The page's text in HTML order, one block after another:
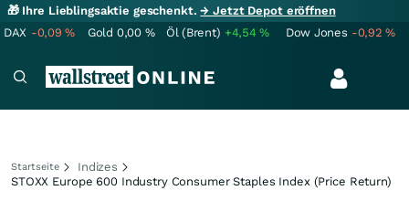
🎁 Ihre Lieblingsaktie geschenkt.→ Jetzt Depot eröffnen
DAX -0,09% Gold 0,00 % Öl (Brent) +4,54% Dow Jones -0,92%
Startseite
Indizes
STOXX Europe 600 Industry Consumer Staples Index (Price Return)